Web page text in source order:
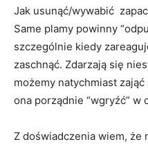
Jak usunąć/wywabić
Same plamy powinny
szczególnie kiedy
zaschnąć. Zdarzają się
możemy natychmiast
ona porządnie “wgryźć” w
Z doświadczenia wiem, że